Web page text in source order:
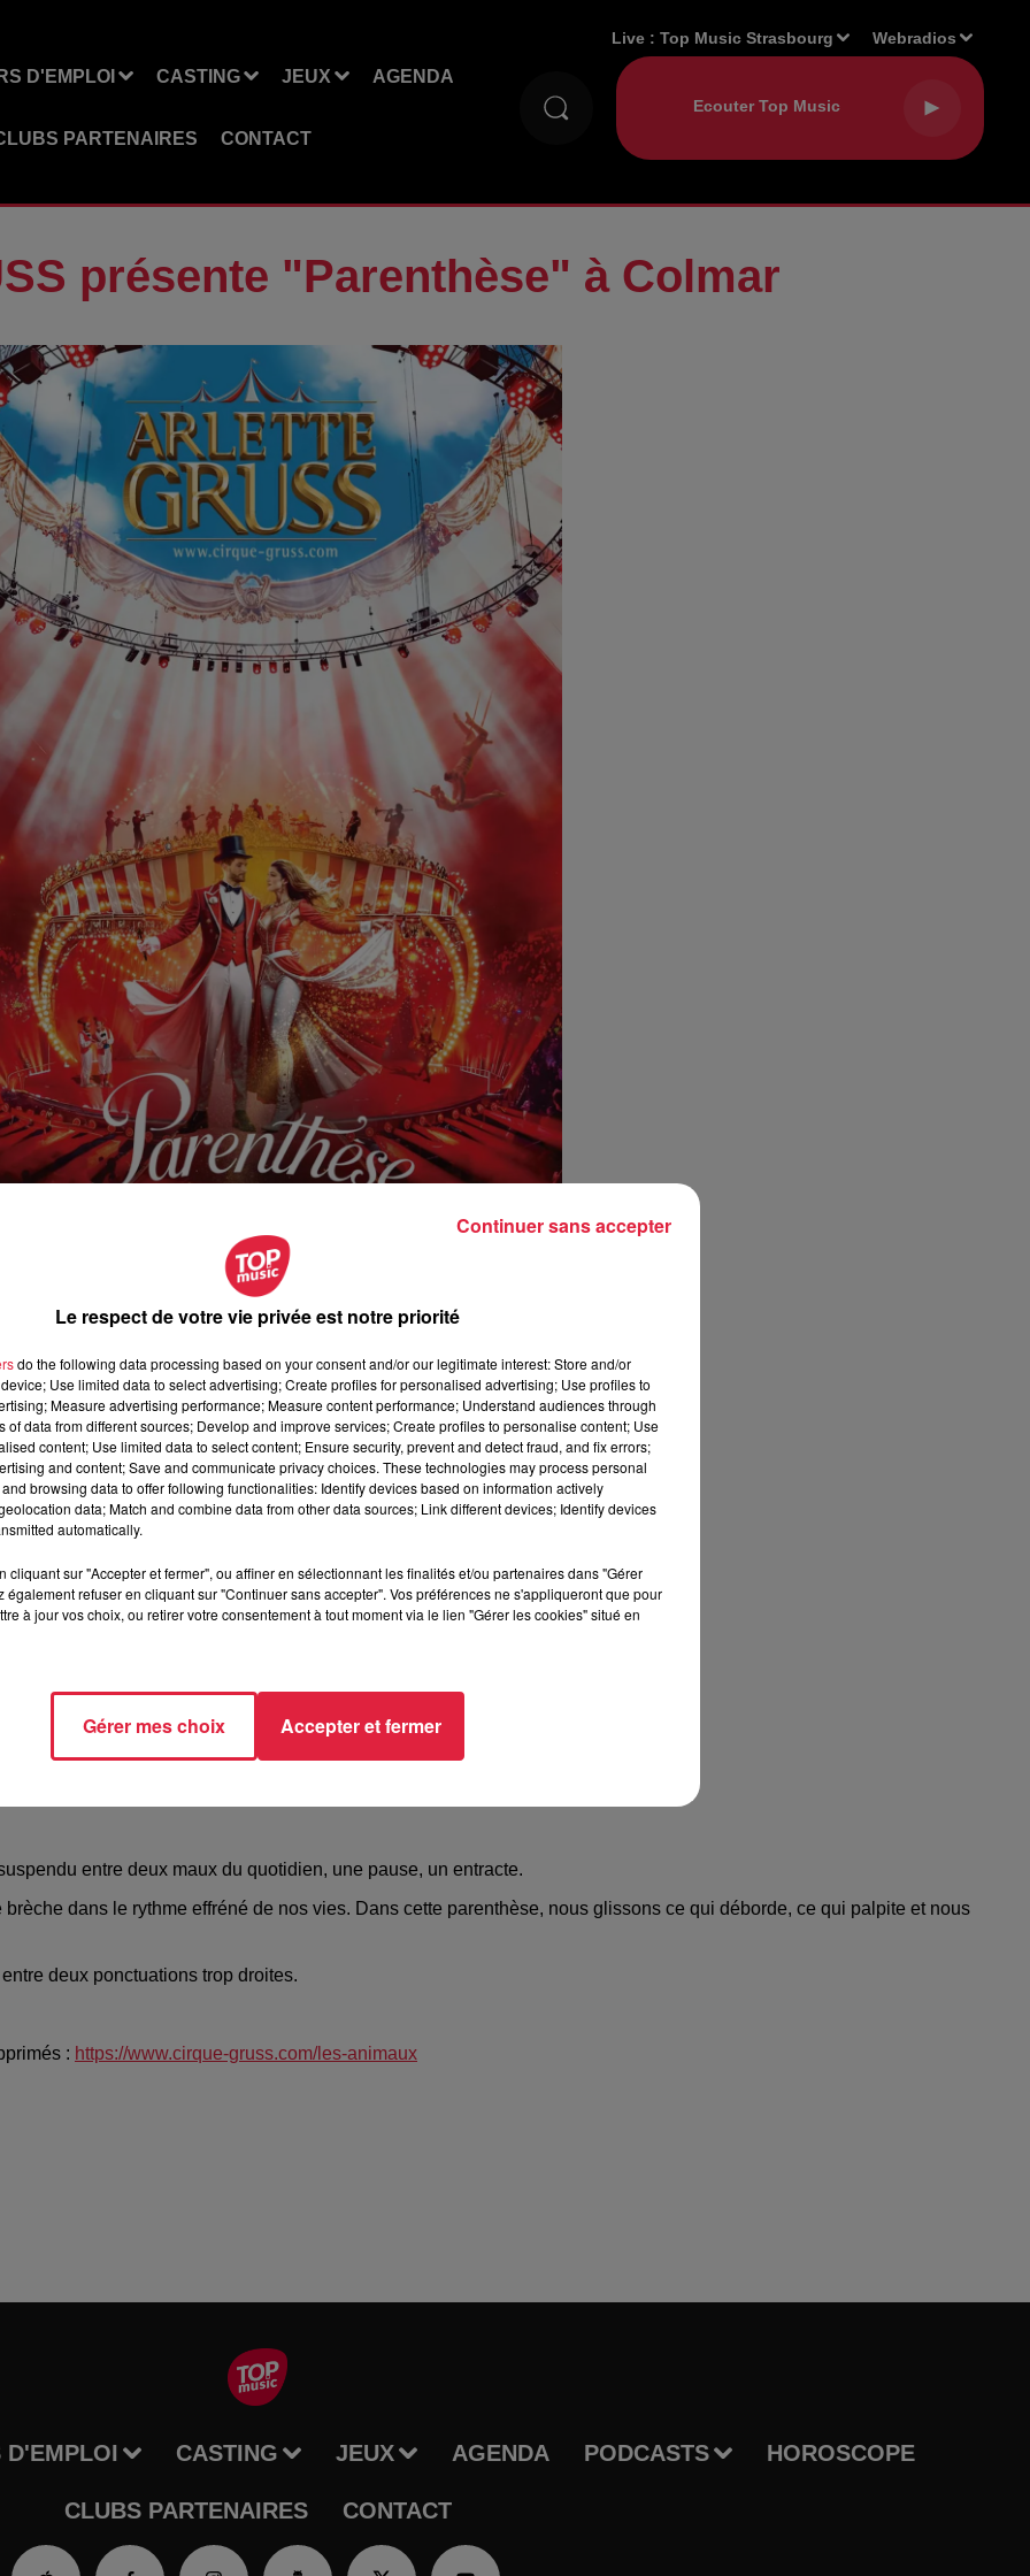
D'EMPLOI CASTING JEUX AGENDA
PARTENAIRES CONTACT
Live :Top Music Strasbourg Webradios
présente "Parenthèse" à Colmar
2026 à 14h30
2026 à 19h00
Expositions
Colmar
entre deux maux du quotidien, une pause, un entracte.
dans le rythme effréné de nos vies. Dans cette parenthèse, nous glissons ce qui déborde, ce qui palpite et nous
deux ponctuations trop droites.
: https://www.cirque-gruss.com/les-animaux
D'EMPLOI CASTING JEUX AGENDA PODCASTS HOROSCOPE
CLUBS PARTENAIRES CONTACT
Le respect de votre vie privée est notre priorité
do the following data processing based on your consent and/or our legitimate interest: Store and/or
Use limited data to select advertising; Create profiles for personalised advertising; Use profiles to
Measure advertising performance; Measure content performance; Understand audiences through
of data from different sources; Develop and improve services; Create profiles to personalise content; Use
content; Use limited data to select content; Ensure security, prevent and detect fraud, and fix errors;
and content; Save and communicate privacy choices. These technologies may process personal
browsing data to offer following functionalities: Identify devices based on information actively
data; Match and combine data from other data sources; Link different devices; Identify devices
automatically.
cliquant sur "Accepter et fermer", ou affiner en sélectionnant les finalités et/ou partenaires dans "Gérer
également refuser en cliquant sur "Continuer sans accepter". Vos préférences ne s'appliqueront que pour
à jour vos choix, ou retirer votre consentement à tout moment via le lien "Gérer les cookies" situé en
Gérer mes choix Accepter et fermer
Continuer sans accepter